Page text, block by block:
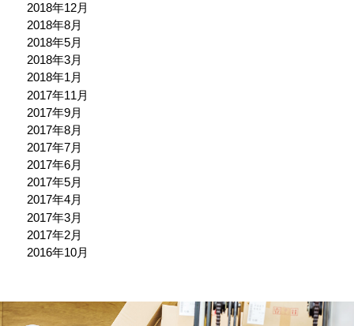
2018年12月
2018年8月
2018年5月
2018年3月
2018年1月
2017年11月
2017年9月
2017年8月
2017年7月
2017年6月
2017年5月
2017年4月
2017年3月
2017年2月
2016年10月